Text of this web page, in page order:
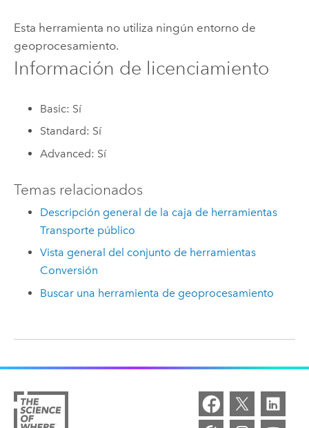
Esta herramienta no utiliza ningún entorno de
geoprocesamiento.
Información de licenciamiento
Basic: Sí
Standard: Sí
Advanced: Sí
Temas relacionados
Descripción general de la caja de herramientas
Transporte público
Vista general del conjunto de herramientas
Conversión
Buscar una herramienta de geoprocesamiento